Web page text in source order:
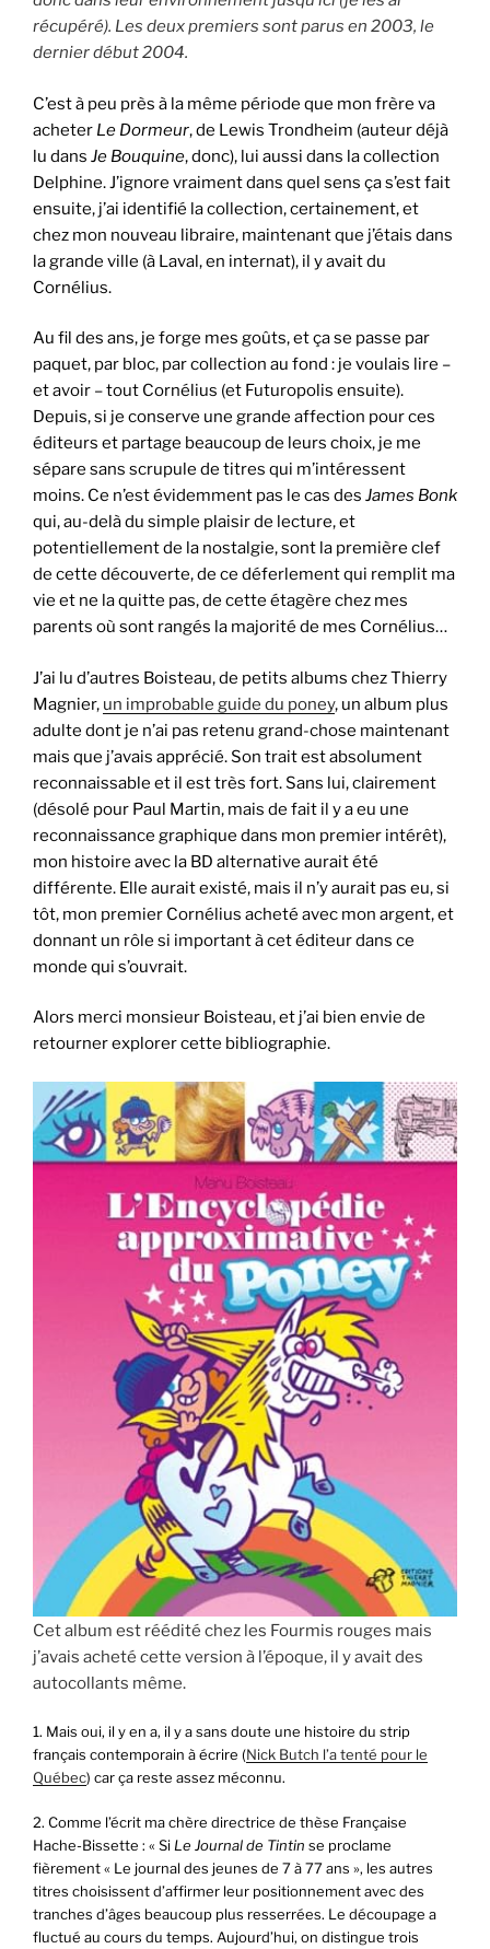
récupéré). Les deux premiers sont parus en 2003, le
dernier début 2004.
C’est à peu près à la même période que mon frère va
acheter Le Dormeur, de Lewis Trondheim (auteur déjà
lu dans Je Bouquine, donc), lui aussi dans la collection
Delphine. J’ignore vraiment dans quel sens ça s’est fait
ensuite, j’ai identifié la collection, certainement, et
chez mon nouveau libraire, maintenant que j’étais dans
la grande ville (à Laval, en internat), il y avait du
Cornélius.
Au fil des ans, je forge mes goûts, et ça se passe par
paquet, par bloc, par collection au fond : je voulais lire –
et avoir – tout Cornélius (et Futuropolis ensuite).
Depuis, si je conserve une grande affection pour ces
éditeurs et partage beaucoup de leurs choix, je me
sépare sans scrupule de titres qui m’intéressent
moins. Ce n’est évidemment pas le cas des James Bonk
qui, au-delà du simple plaisir de lecture, et
potentiellement de la nostalgie, sont la première clef
de cette découverte, de ce déferlement qui remplit ma
vie et ne la quitte pas, de cette étagère chez mes
parents où sont rangés la majorité de mes Cornélius…
J’ai lu d’autres Boisteau, de petits albums chez Thierry
Magnier, un improbable guide du poney, un album plus
adulte dont je n’ai pas retenu grand-chose maintenant
mais que j’avais apprécié. Son trait est absolument
reconnaissable et il est très fort. Sans lui, clairement
(désolé pour Paul Martin, mais de fait il y a eu une
reconnaissance graphique dans mon premier intérêt),
mon histoire avec la BD alternative aurait été
différente. Elle aurait existé, mais il n’y aurait pas eu, si
tôt, mon premier Cornélius acheté avec mon argent, et
donnant un rôle si important à cet éditeur dans ce
monde qui s’ouvrait.
Alors merci monsieur Boisteau, et j’ai bien envie de
retourner explorer cette bibliographie.
Cet album est réédité chez les Fourmis rouges mais
j’avais acheté cette version à l’époque, il y avait des
autocollants même.
1. Mais oui, il y en a, il y a sans doute une histoire du strip
français contemporain à écrire (Nick Butch l’a tenté pour le
Québec) car ça reste assez méconnu.
2. Comme l’écrit ma chère directrice de thèse Française
Hache-Bissette : « Si Le Journal de Tintin se proclame
fièrement « Le journal des jeunes de 7 à 77 ans », les autres
titres choisissent d’affirmer leur positionnement avec des
tranches d’âges beaucoup plus resserrées. Le découpage a
fluctué au cours du temps. Aujourd’hui, on distingue trois